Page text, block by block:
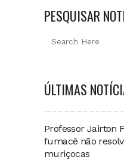
PESQUISAR
ÚLTIMAS
Professor Jairton
fumacê não
muriçocas